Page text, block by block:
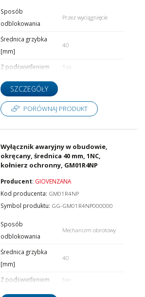
Sposób
odblokowania
Przez wyciągnięcie
Średnica grzybka
[mm]
40
Z podświetleniem Tak
SZCZEGÓŁY
PORÓWNAJ PRODUKT
Wyłącznik awaryjny w obudowie,
okręcany, średnica 40 mm, 1NC,
kołnierz ochronny, GM01R4NP
Producent: GIOVENZANA
Kod producenta: GM01R4NP
Symbol produktu: GG-GM01R4NP000000
Sposób
odblokowania
Mechanizm obrotowy
Średnica grzybka
[mm]
40
Z podświetleniem Nie